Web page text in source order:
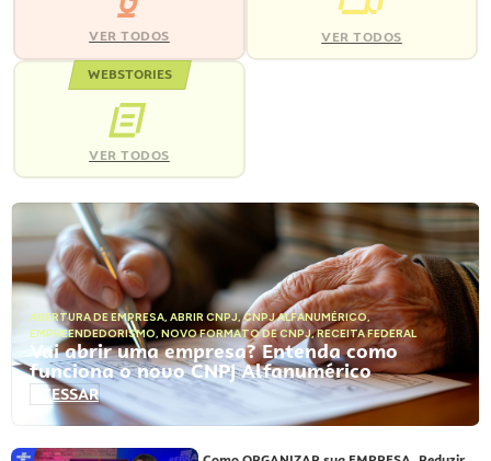
VER TODOS VER TODOS
WEBSTORIES
VER TODOS
ABERTURA DE EMPRESA, ABRIR CNPJ,CNPJ ALFANUMÉRICO,
EMPREENDEDORISMO, NOVO FORMATO DE CNPJ,RECEITA FEDERAL
Vai abrir uma empresa? Entenda como
funciona o novo CNPJ Alfanumérico
ACESSAR